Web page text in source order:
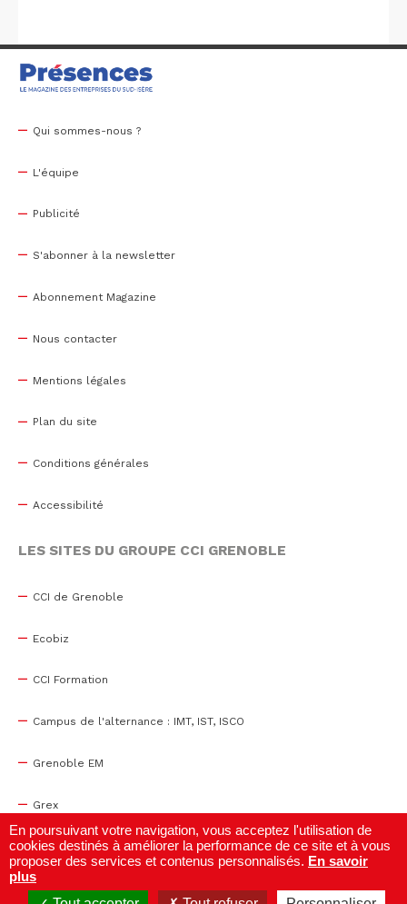
Qui sommes-nous ?
L'équipe
Publicité
S'abonner à la newsletter
Abonnement Magazine
Nous contacter
Mentions légales
Plan du site
Conditions générales
Accessibilité
LES SITES DU GROUPE CCI GRENOBLE
CCI de Grenoble
Ecobiz
CCI Formation
Campus de l'alternance : IMT, IST, ISCO
Grenoble EM
Grex
WTC Grenoble
Centre de congrès
En poursuivant votre navigation, vous acceptez l'utilisation de
cookies destinés à améliorer la performance de ce site et à vous
proposer des services et contenus personnalisés. En savoir
plus